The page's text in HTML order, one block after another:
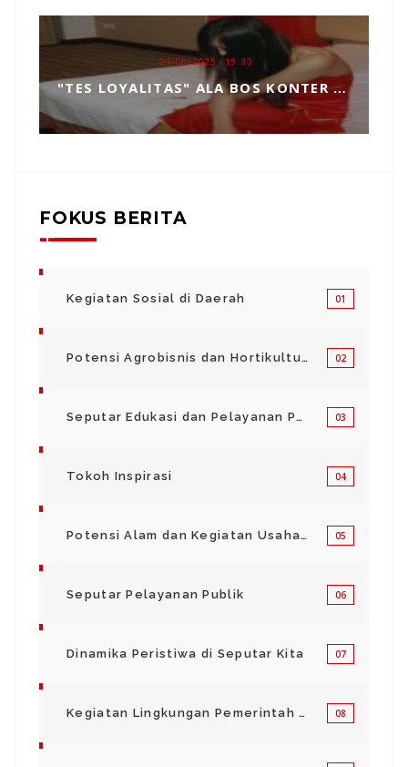
04/08/2025 - 15:33
"TES LOYALITAS" ALA BOS KONTER HP, TOPENG MANIPULASI BERKEDOK KEPERCAYAAN
FOKUS BERITA
Kegiatan Sosial di Daerah 01
Potensi Agrobisnis dan Hortikultura 02
Seputar Edukasi dan Pelayanan Pendidikan 03
Tokoh Inspirasi 04
Potensi Alam dan Kegiatan Usaha Kecil Menegah 05
Seputar Pelayanan Publik 06
Dinamika Peristiwa di Seputar Kita 07
Kegiatan Lingkungan Pemerintah Kabupaten di Indonesia 08